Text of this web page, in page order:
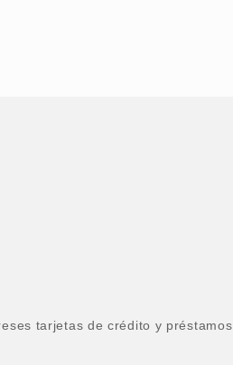
tarjetas de crédito y préstamos